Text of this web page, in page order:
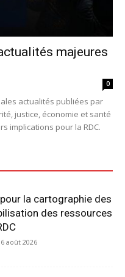
majeures
0
actualités publiées par
justice, économie et santé
implications pour la RDC.
la cartographie des
des ressources
6 août 2026